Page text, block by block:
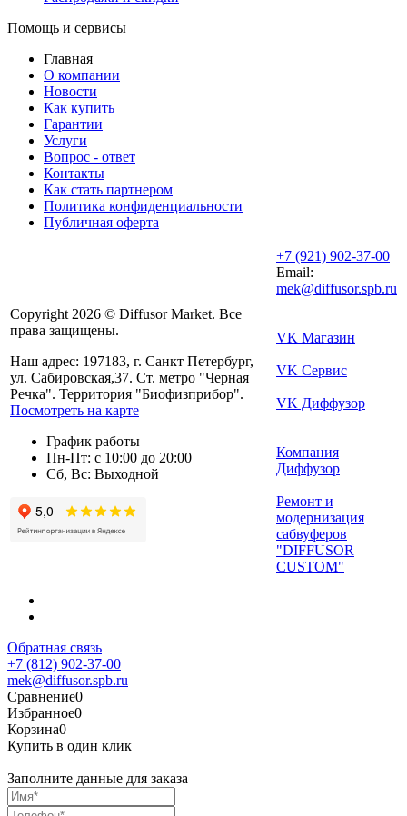
Помощь и сервисы
Главная
О компании
Новости
Как купить
Гарантии
Услуги
Вопрос - ответ
Контакты
Как стать партнером
Политика конфиденциальности
Публичная оферта
Copyright 2026 © Diffusor Market. Все
права защищены.
Наш адрес: 197183, г. Санкт Петербург,
ул. Сабировская,37. Ст. метро "Черная
Речка". Территория "Биофизприбор".
Посмотреть на карте
График работы
Пн-Пт: с 10:00 до 20:00
Сб, Вс: Выходной
+7 (921) 902-37-00
Email:
mek@diffusor.spb.ru
VK Магазин
VK Сервис
VK Диффузор
Компания
Диффузор
Ремонт и
модернизация
сабвуферов
"DIFFUSOR
CUSTOM"
Обратная связь
+7 (812) 902-37-00
mek@diffusor.spb.ru
Сравнение0
Избранное0
Корзина0
Купить в один клик
Заполните данные для заказа